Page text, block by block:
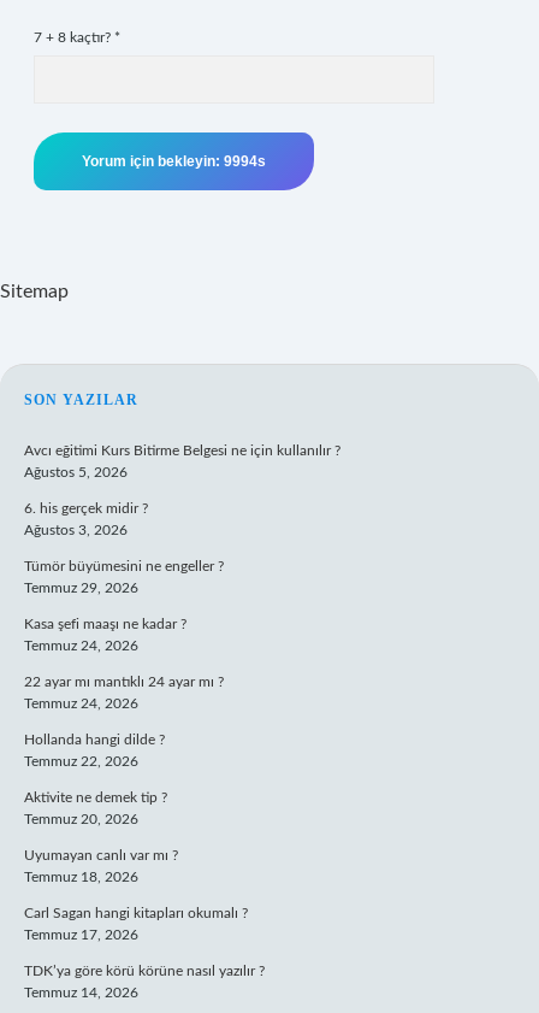
7 + 8 kaçtır? *
Sitemap
SIDEBAR
SON YAZILAR
Avcı eğitimi Kurs Bitirme Belgesi ne için kullanılır ?
Ağustos 5, 2026
6. his gerçek midir ?
Ağustos 3, 2026
Tümör büyümesini ne engeller ?
Temmuz 29, 2026
Kasa şefi maaşı ne kadar ?
Temmuz 24, 2026
22 ayar mı mantıklı 24 ayar mı ?
Temmuz 24, 2026
Hollanda hangi dilde ?
Temmuz 22, 2026
Aktivite ne demek tip ?
Temmuz 20, 2026
Uyumayan canlı var mı ?
Temmuz 18, 2026
Carl Sagan hangi kitapları okumalı ?
Temmuz 17, 2026
TDK’ya göre körü körüne nasıl yazılır ?
Temmuz 14, 2026